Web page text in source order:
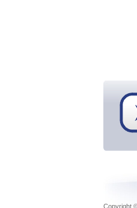
Copyright